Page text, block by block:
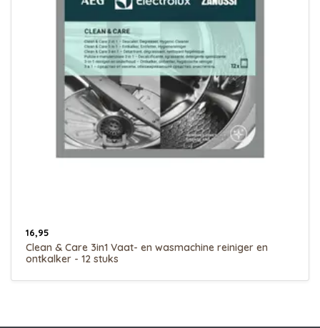
16,95
Clean & Care 3in1 Vaat- en wasmachine reiniger en
ontkalker - 12 stuks